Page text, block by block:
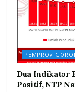
PEMPROV
Dua Indikator
Positif, NTP